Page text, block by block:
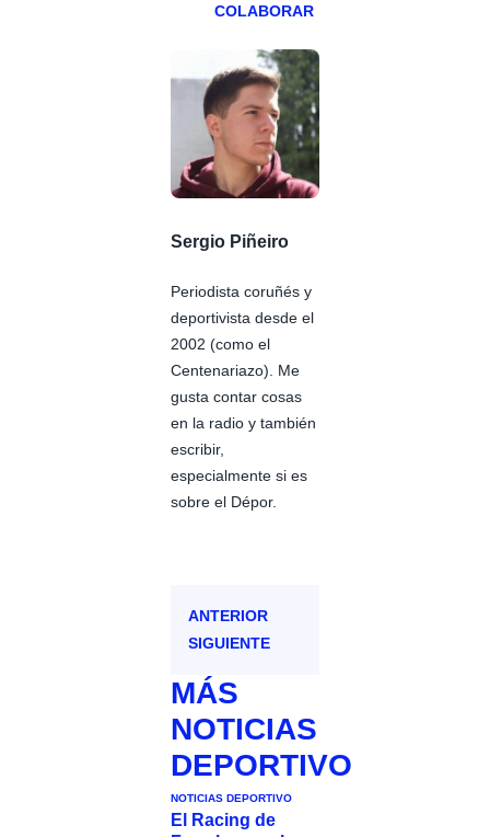
COLABORAR
Sergio Piñeiro
Periodista coruñés y
deportivista desde el
2002 (como el
Centenariazo). Me
gusta contar cosas
en la radio y también
escribir,
especialmente si es
sobre el Dépor.
ANTERIOR
SIGUIENTE
MÁS
NOTICIAS
DEPORTIVO
NOTICIAS DEPORTIVO
El Racing de